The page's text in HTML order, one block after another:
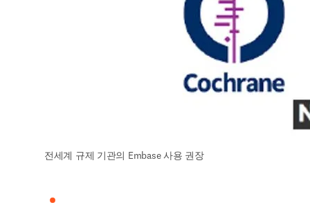
전세계 규제 기관의 Embase 사용 권장